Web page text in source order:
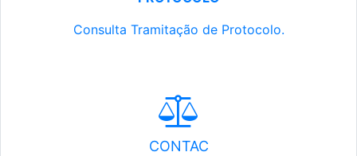
Consulta Tramitação de Protocolo.
CONTAC